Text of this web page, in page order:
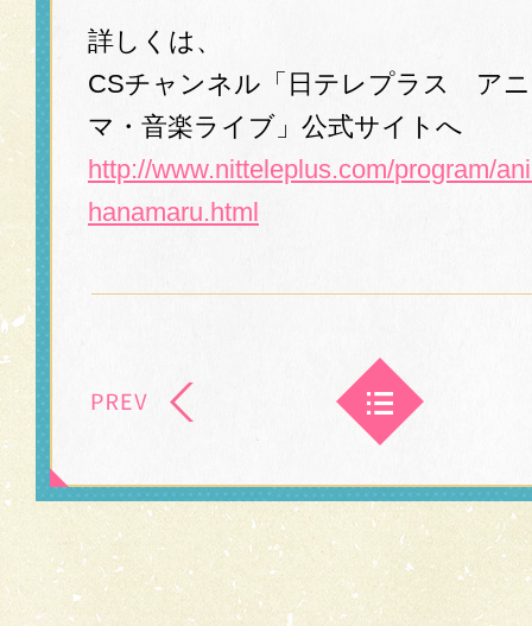
詳しくは、
CSチャンネル「日テレプラス ア
マ・音楽ライブ」公式サイトへ
http://www.nitteleplus.com/program/
hanamaru. html